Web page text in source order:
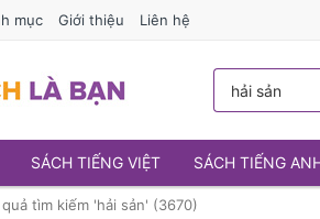
mục Giới thiệu Liên hệ
SÁCH TIẾNG VIỆT SÁCH TIẾNG
quả tìm kiếm 'hải sản' (3670)